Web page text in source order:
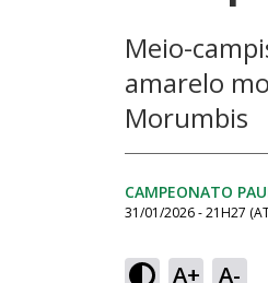
Meio-
amarelo
Morumbis
CAMPEONATO
31/01/2026 - 21H27
A+ A-